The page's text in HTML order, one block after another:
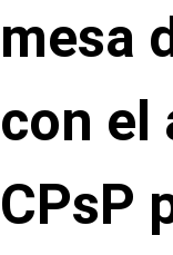
mesa
con el
CPsP